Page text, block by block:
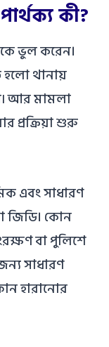
কী?
ভুল করেন।
হলো থানায়
আর মামলা
প্রক্রিয়া শুরু
এবং সাধারণ
জিডি। কোন
বা পুলিশে
সাধারণ
হারানোর